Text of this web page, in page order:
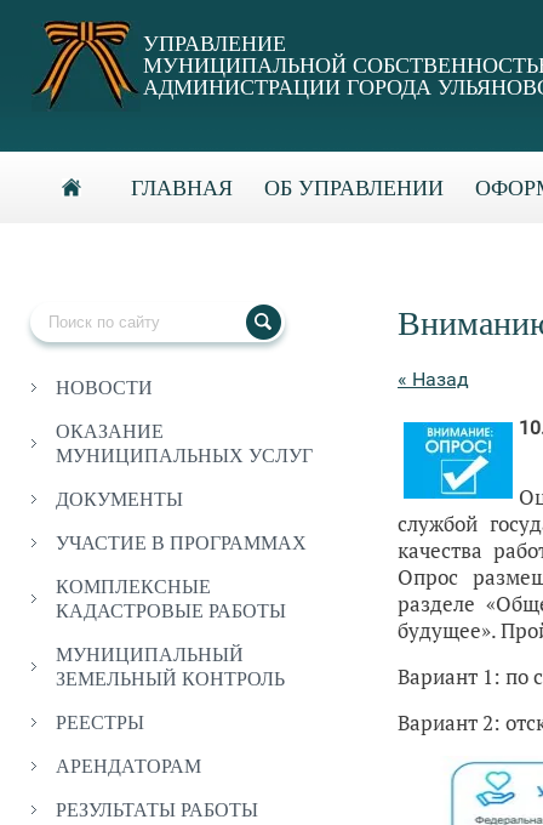
УПРАВЛЕНИЕ
МУНИЦИПАЛЬНОЙ
АДМИНИСТРАЦИИ ГОРОДА
ГЛАВНАЯ ОБ УПРАВЛЕНИИ
НОВОСТИ
ОКАЗАНИЕ
МУНИЦИПАЛЬНЫХ УСЛУГ
ДОКУМЕНТЫ
УЧАСТИЕ В ПРОГРАММАХ
КОМПЛЕКСНЫЕ
КАДАСТРОВЫЕ РАБОТЫ
МУНИЦИПАЛЬНЫЙ
ЗЕМЕЛЬНЫЙ КОНТРОЛЬ
РЕЕСТРЫ
АРЕНДАТОРАМ
РЕЗУЛЬТАТЫ РАБОТЫ
« Назад
службой
качества
Опрос
разделе
будущее».
Вариант 1: по
Вариант 2: